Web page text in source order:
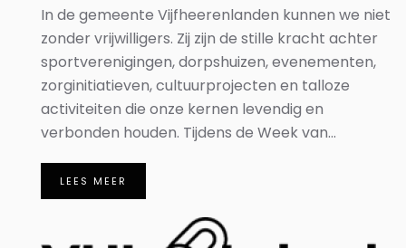
In de gemeente Vijfheerenlanden kunnen we niet
zonder vrijwilligers. Zij zijn de stille kracht achter
sportverenigingen, dorpshuizen, evenementen,
zorginitiatieven, cultuurprojecten en talloze
activiteiten die onze kernen levendig en
verbonden houden. Tijdens de Week van...
LEES MEER